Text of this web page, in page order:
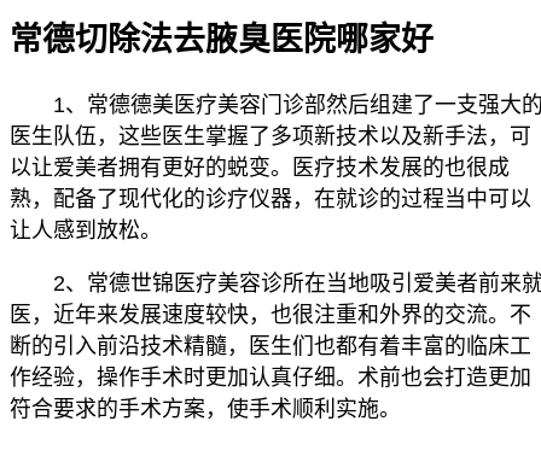
常德切除法去腋臭医院哪家好
1、常德德美医疗美容门诊部然后组建了一支强大
医生队伍，这些医生掌握了多项新技术以及新手法，可
以让爱美者拥有更好的蜕变。医疗技术发展的也很成
熟，配备了现代化的诊疗仪器，在就诊的过程当中可以
让人感到放松。
2、常德世锦医疗美容诊所在当地吸引爱美者前来
医，近年来发展速度较快，也很注重和外界的交流。不
断的引入前沿技术精髓，医生们也都有着丰富的临床工
作经验，操作手术时更加认真仔细。术前也会打造更加
符合要求的手术方案，使手术顺利实施。